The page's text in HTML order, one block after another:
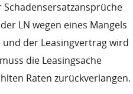
LN wegen eines Mangels
der Leasingvertrag wird
die Leasingsache
Raten zurückverlangen.